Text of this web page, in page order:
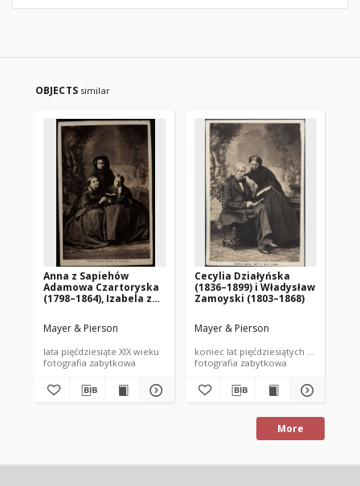
OBJECTS similar
Anna z Sapiehów
Adamowa Czartoryska
(1798–1864), Izabela z
Maria z Grocholskich
(1833–1928)
Mayer & Pierson
lata pięćdziesiąte XIX wieku
fotografia zabytkowa
Cecylia Działyńska
(1836–1899) i Władysław
Zamoyski (1803–1868)
Mayer & Pierson
koniec lat pięćdziesiątych XIX wieku
fotografia zabytkowa
More